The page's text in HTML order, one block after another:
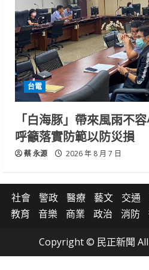
台電
「白海豚」帶來風雨不
呼籲落實防範以防災損
蔡 永源 2026 年 8 月 7 日
社會 警政 醫療 藝文 交通
教育
音樂 商業 政治 消防
Copyright © 民正新聞